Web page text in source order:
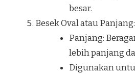
besar.
Besek Oval atau Panjang:
Panjang:
lebih panjang
Digunakan